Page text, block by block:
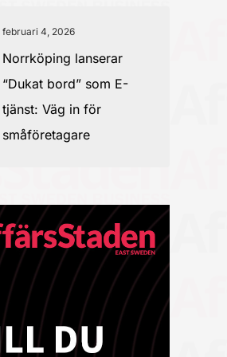
februari 4, 2026
Norrköping lanserar
“Dukat bord” som E-
tjänst: Väg in för
småföretagare